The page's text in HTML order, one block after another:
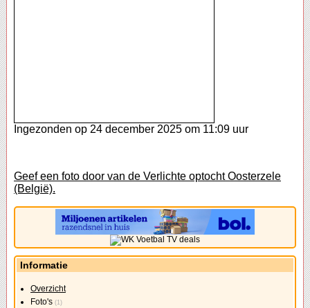
Ingezonden op 24 december 2025 om 11:09 uur
Geef een foto door van de Verlichte optocht Oosterzele
(België).
Informatie
Overzicht
Foto's (1)